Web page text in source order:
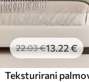
22.03€13.22€